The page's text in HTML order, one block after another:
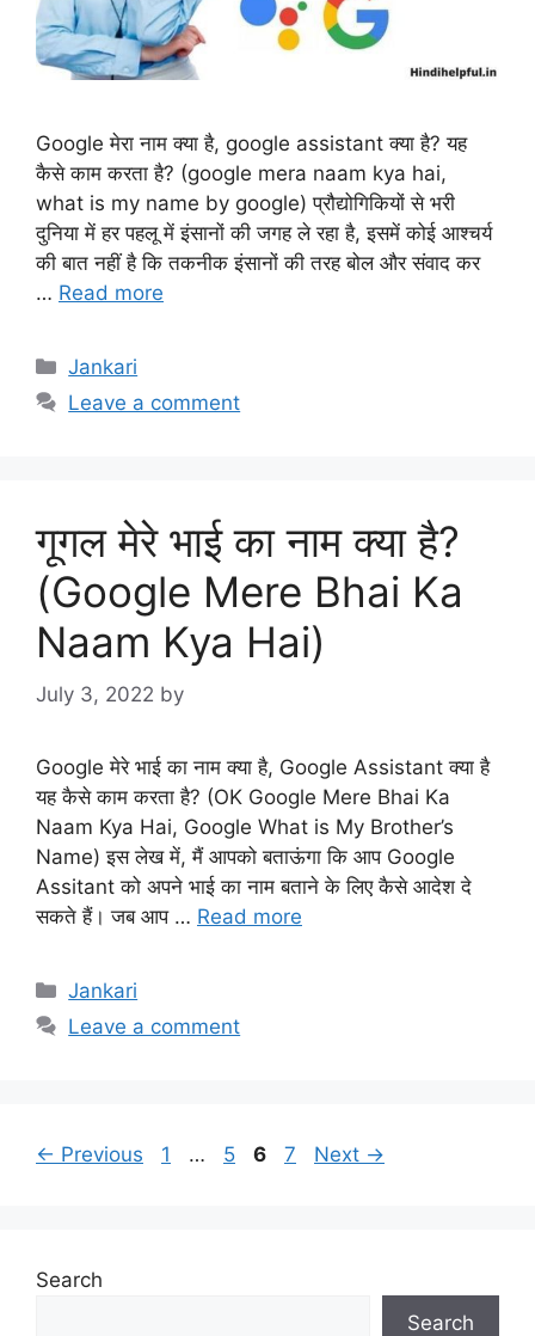
Google मेरा नाम क्या है, google assistant क्या है? यह
कैसे काम करता है? (google mera naam kya hai,
what is my name by google) प्रौद्योगिकियों से भरी
दुनिया में हर पहलू में इंसानों की जगह ले रहा है, इसमें कोई आश्चर्य
की बात नहीं है कि तकनीक इंसानों की तरह बोल और संवाद कर
… Read more
Categories
Jankari
Leave a comment
गूगल मेरे भाई का नाम क्या है?
(Google Mere Bhai Ka
Naam Kya Hai)
July 3, 2022 by
Google मेरे भाई का नाम क्या है, Google Assistant क्या है
यह कैसे काम करता है? (OK Google Mere Bhai Ka
Naam Kya Hai, Google What is My Brother’s
Name) इस लेख में, मैं आपको बताऊंगा कि आप Google
Assitant को अपने भाई का नाम बताने के लिए कैसे आदेश दे
सकते हैं। जब आप … Read more
Categories
Jankari
Leave a comment
← Previous Page
1 … Page
5 Page
6 Page
7 Next →
Search
Search